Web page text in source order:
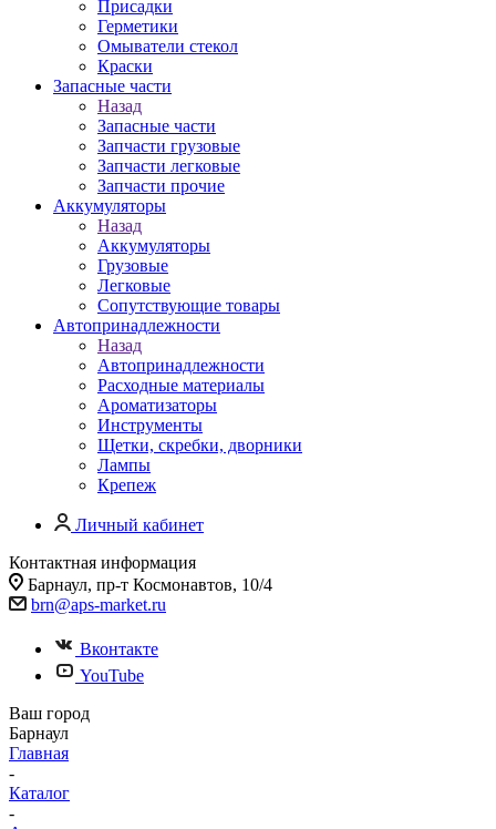
Присадки
Герметики
Омыватели стекол
Краски
Запасные части
Назад
Запасные части
Запчасти грузовые
Запчасти легковые
Запчасти прочие
Аккумуляторы
Назад
Аккумуляторы
Грузовые
Легковые
Сопутствующие товары
Автопринадлежности
Назад
Автопринадлежности
Расходные материалы
Ароматизаторы
Инструменты
Щетки, скребки, дворники
Лампы
Крепеж
Личный кабинет
Контактная информация
Барнаул, пр-т Космонавтов, 10/4
brn@aps-market.ru
Вконтакте
YouTube
Ваш город
Барнаул
Главная
-
Каталог
-